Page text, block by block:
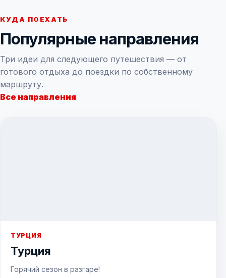
КУДА ПОЕХАТЬ
Популярные направления
Три идеи для следующего путешествия — от
готового отдыха до поездки по собственному
маршруту.
Все направления
ТУРЦИЯ
Турция
Горячий сезон в разгаре!